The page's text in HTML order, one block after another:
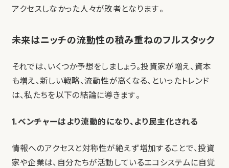
アクセスしなかった人々が敗者となります。
未来はニッチの流動性の積み重ねのフルスタック
それでは、いくつか予想をしましょう。投資家が増え、資本
も増え、新しい戦略、流動性が高くなる、といったトレンド
は、私たちを以下の結論に導きます。
1.ベンチャーはより流動的になり、より民主化される
情報へのアクセスと対称性が絶えず増加することで、投資
家や企業は、自分たちが活動しているエコシステムに自覚